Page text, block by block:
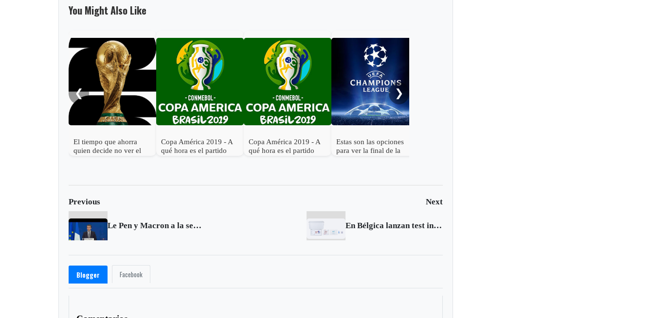
You Might Also Like
❮
El tiempo que ahorra
quien decide no ver el
Copa América 2019 - A
qué hora es el partido
Copa América 2019 - A
qué hora es el partido
Estas son las opciones
para ver la final de la
❯
Previous Next
Le Pen y Macron a la segunda vuelta en elecciones de Francia En Bélgica lanzan test instantáneo de VIH para uso en el hogar
Blogger Facebook